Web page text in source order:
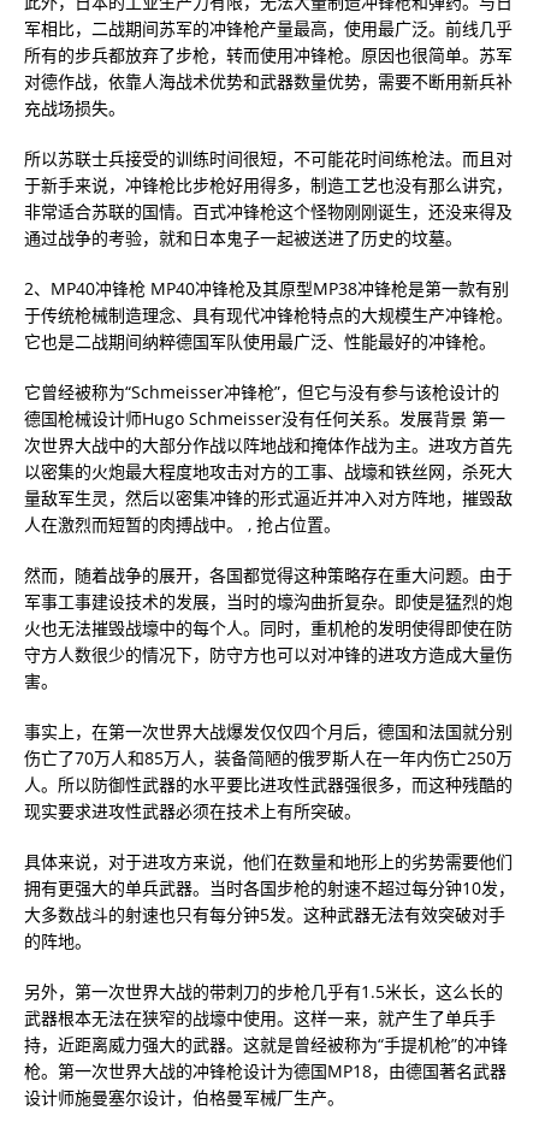
军相比，二战期间苏军的冲锋枪产量最高，使用最广泛。前线几乎
所有的步兵都放弃了步枪，转而使用冲锋枪。原因也很简单。苏军
对德作战，依靠人海战术优势和武器数量优势，需要不断用新兵补
充战场损失。
所以苏联士兵接受的训练时间很短，不可能花时间练枪法。而且对
于新手来说，冲锋枪比步枪好用得多，制造工艺也没有那么讲究，
非常适合苏联的国情。百式冲锋枪这个怪物刚刚诞生，还没来得及
通过战争的考验，就和日本鬼子一起被送进了历史的坟墓。
2、MP40冲锋枪 MP40冲锋枪及其原型MP38冲锋枪是第一款有别
于传统枪械制造理念、具有现代冲锋枪特点的大规模生产冲锋枪。
它也是二战期间纳粹德国军队使用最广泛、性能最好的冲锋枪。
它曾经被称为“Schmeisser冲锋枪”，但它与没有参与该枪设计的
德国枪械设计师Hugo Schmeisser没有任何关系。发展背景 第一
次世界大战中的大部分作战以阵地战和掩体作战为主。进攻方首先
以密集的火炮最大程度地攻击对方的工事、战壕和铁丝网，杀死大
量敌军生灵，然后以密集冲锋的形式逼近并冲入对方阵地，摧毁敌
人在激烈而短暂的肉搏战中。 , 抢占位置。
然而，随着战争的展开，各国都觉得这种策略存在重大问题。由于
军事工事建设技术的发展，当时的壕沟曲折复杂。即使是猛烈的炮
火也无法摧毁战壕中的每个人。同时，重机枪的发明使得即使在防
守方人数很少的情况下，防守方也可以对冲锋的进攻方造成大量伤
害。
事实上，在第一次世界大战爆发仅仅四个月后，德国和法国就分别
伤亡了70万人和85万人，装备简陋的俄罗斯人在一年内伤亡250万
人。所以防御性武器的水平要比进攻性武器强很多，而这种残酷的
现实要求进攻性武器必须在技术上有所突破。
具体来说，对于进攻方来说，他们在数量和地形上的劣势需要他们
拥有更强大的单兵武器。当时各国步枪的射速不超过每分钟10发，
大多数战斗的射速也只有每分钟5发。这种武器无法有效突破对手
的阵地。
另外，第一次世界大战的带刺刀的步枪几乎有1.5米长，这么长的
武器根本无法在狭窄的战壕中使用。这样一来，就产生了单兵手
持，近距离威力强大的武器。这就是曾经被称为“手提机枪”的冲锋
枪。第一次世界大战的冲锋枪设计为德国MP18，由德国著名武器
设计师施曼塞尔设计，伯格曼军械厂生产。